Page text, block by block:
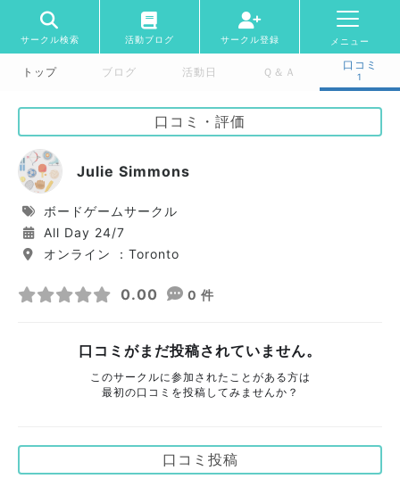
サークル検索 活動ブログ サークル登録 メニュー
トップ ブログ 活動日 Ｑ＆Ａ
口コミ
1
口コミ・評価
Julie Simmons
ボードゲームサークル
All Day 24/7
オンライン ：Toronto
0.00 0 件
口コミがまだ投稿されていません。
このサークルに参加されたことがある方は
最初の口コミを投稿してみませんか？
口コミ投稿